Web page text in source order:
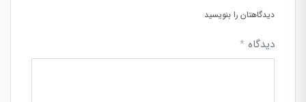
دیدگاهتان را بنویسید
دیدگاه *